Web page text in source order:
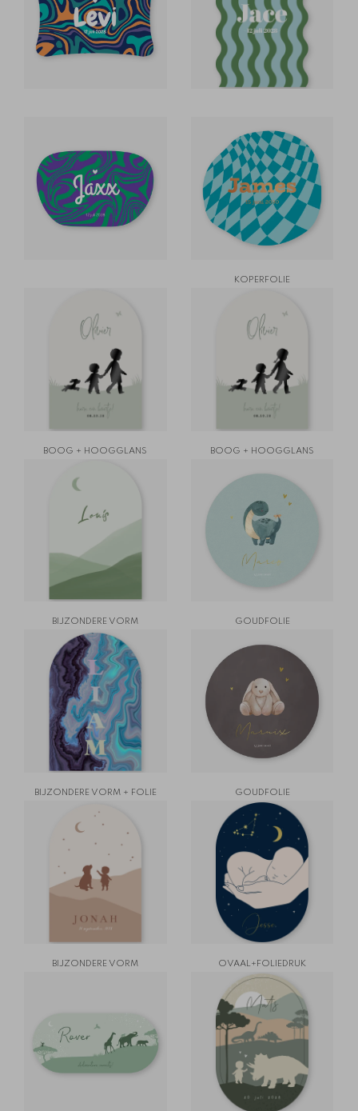
KOPERFOLIE
BOOG + HOOGGLANS BOOG + HOOGGLANS
BIJZONDERE VORM GOUDFOLIE
BIJZONDERE VORM + FOLIE GOUDFOLIE
BIJZONDERE VORM OVAAL+FOLIEDRUK